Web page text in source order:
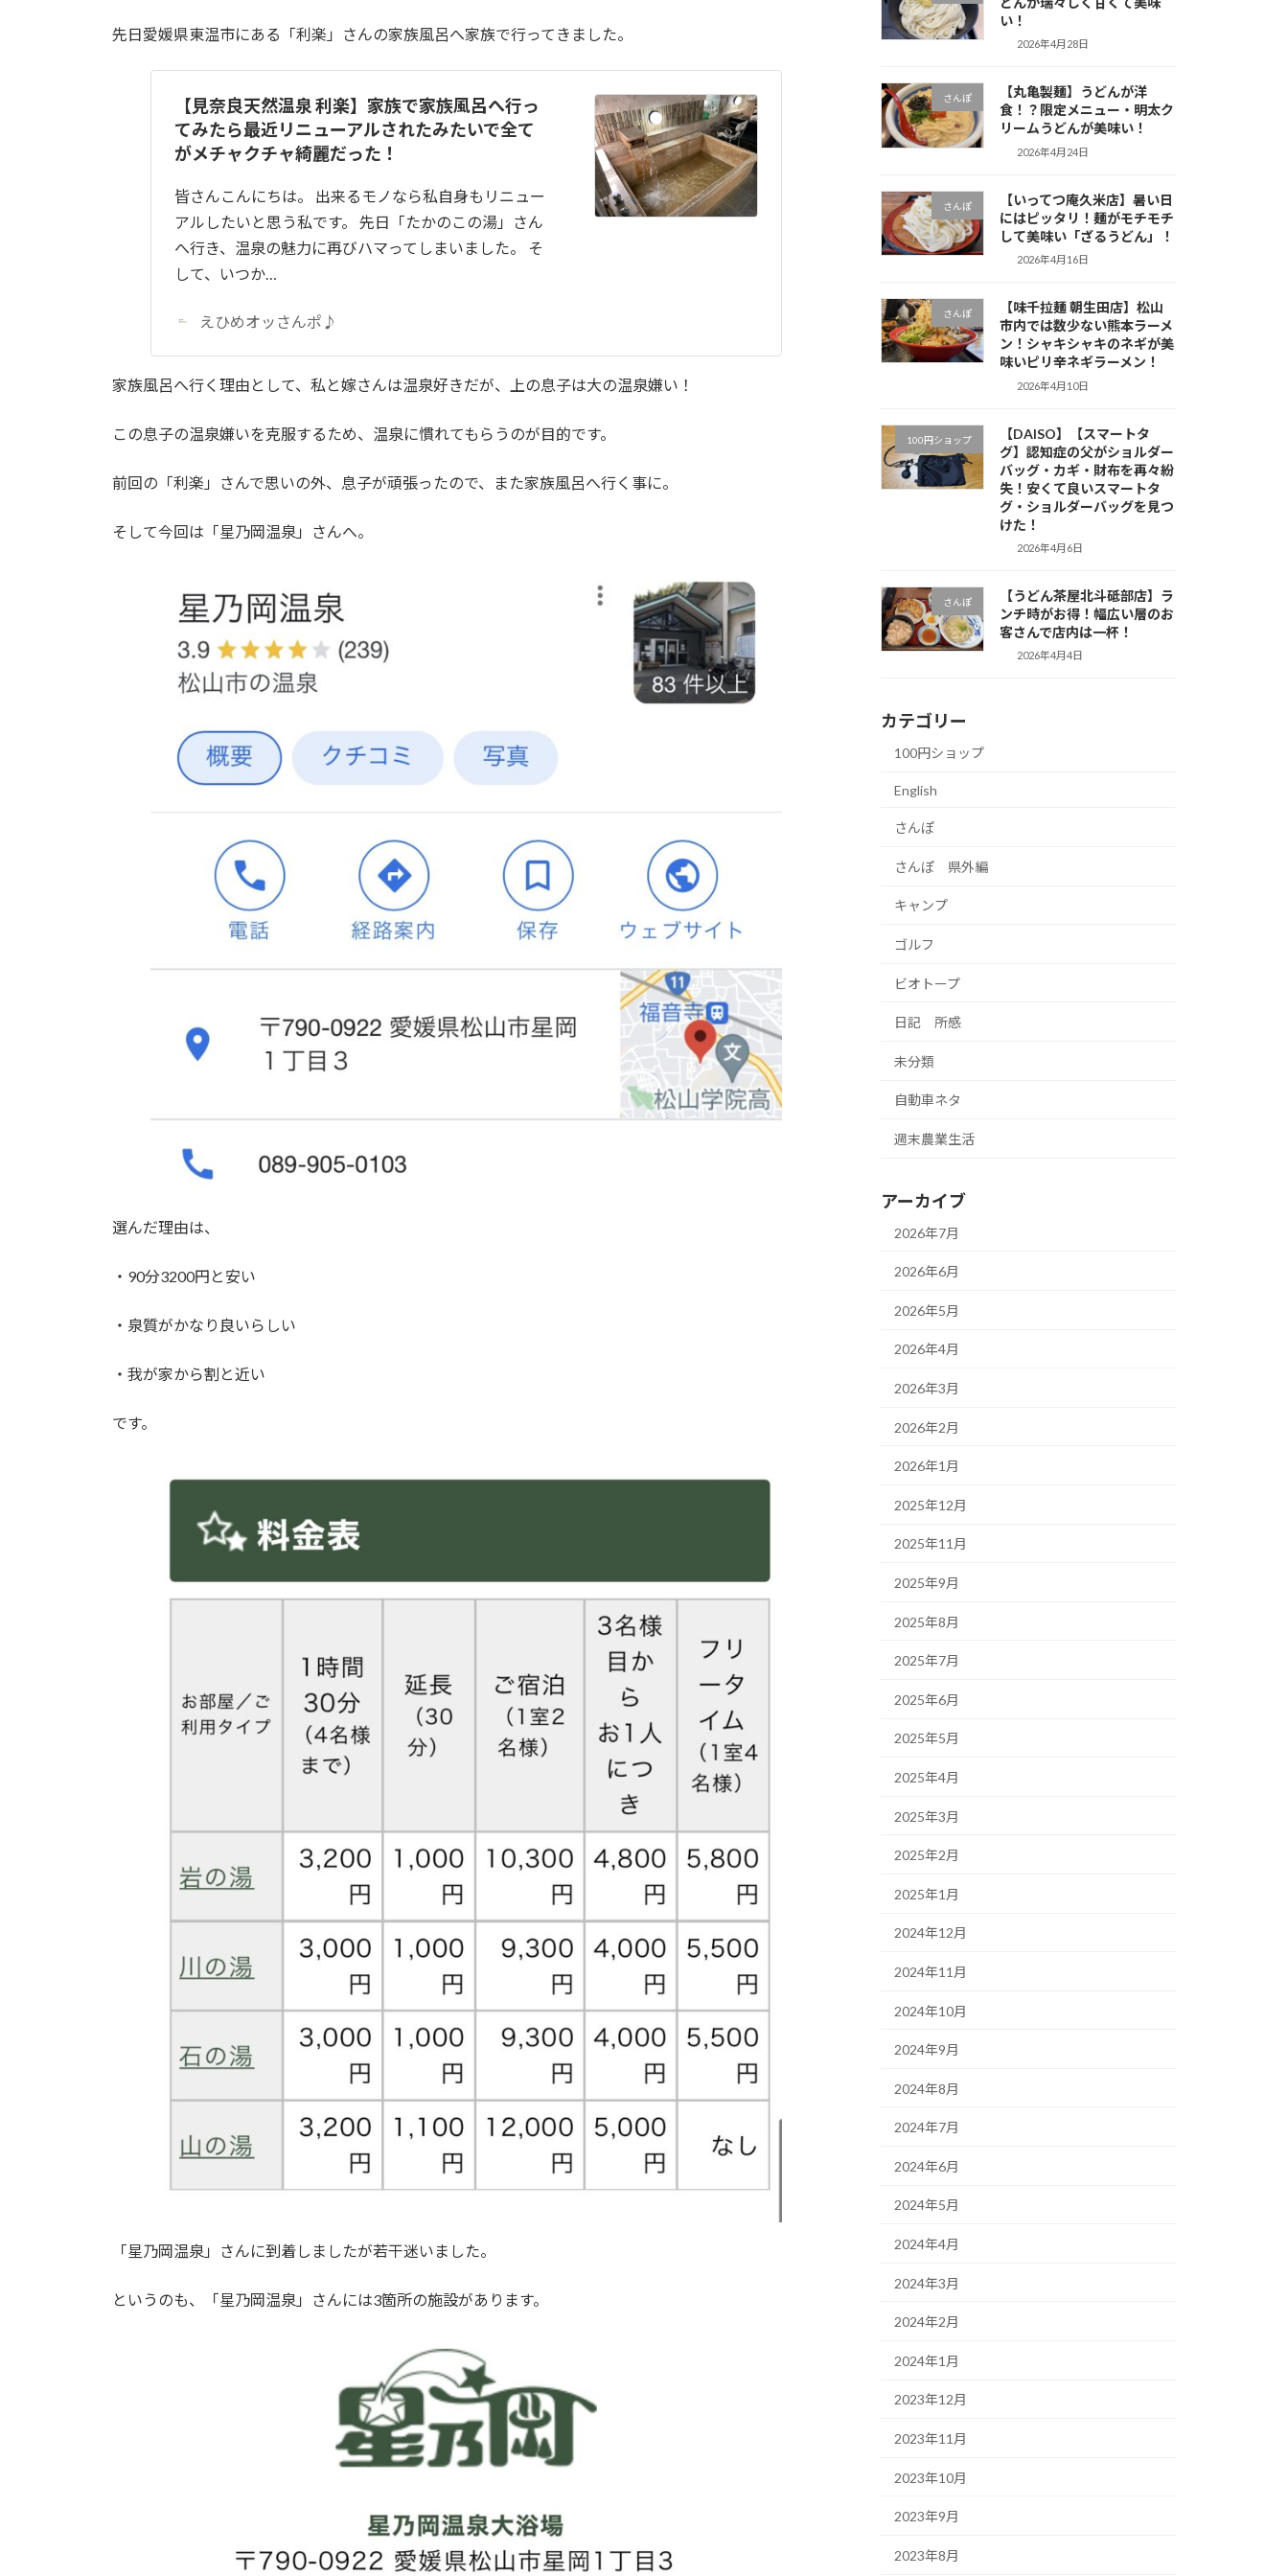
先日愛媛県東温市にある「利楽」さんの家族風呂へ家族で行ってきました。
【見奈良天然温泉 利楽】家族で家族風呂へ行っ
てみたら最近リニューアルされたみたいで全て
がメチャクチャ綺麗だった！
皆さんこんにちは。 出来るモノなら私自身もリニュー
アルしたいと思う私です。 先日「たかのこの湯」さん
へ行き、温泉の魅力に再びハマってしまいました。 そ
して、いつか…
えひめオッさんポ♪
家族風呂へ行く理由として、私と嫁さんは温泉好きだが、上の息子は大の温泉嫌い！
この息子の温泉嫌いを克服するため、温泉に慣れてもらうのが目的です。
前回の「利楽」さんで思いの外、息子が頑張ったので、また家族風呂へ行く事に。
そして今回は「星乃岡温泉」さんへ。
選んだ理由は、
・90分3200円と安い
・泉質がかなり良いらしい
・我が家から割と近い
です。
「星乃岡温泉」さんに到着しましたが若干迷いました。
というのも、「星乃岡温泉」さんには3箇所の施設があります。
い！
2026年4月28日
さんぽ
【丸亀製麺】うどんが洋
食！？限定メニュー・明太ク
リームうどんが美味い！
2026年4月24日
さんぽ
【いってつ庵久米店】暑い日
にはピッタリ！麺がモチモチ
して美味い「ざるうどん」！
2026年4月16日
さんぽ
【味千拉麺 朝生田店】松山
市内では数少ない熊本ラーメ
ン！シャキシャキのネギが美
味いピリ辛ネギラーメン！
2026年4月10日
100円ショップ
【DAISO】【スマートタ
グ】認知症の父がショルダー
バッグ・カギ・財布を再々紛
失！安くて良いスマートタ
グ・ショルダーバッグを見つ
けた！
2026年4月6日
さんぽ
【うどん茶屋北斗砥部店】ラ
ンチ時がお得！幅広い層のお
客さんで店内は一杯！
2026年4月4日
カテゴリー
100円ショップ
English
さんぽ
さんぽ 県外編
キャンプ
ゴルフ
ビオトープ
日記 所感
未分類
自動車ネタ
週末農業生活
アーカイブ
2026年7月
2026年6月
2026年5月
2026年4月
2026年3月
2026年2月
2026年1月
2025年12月
2025年11月
2025年9月
2025年8月
2025年7月
2025年6月
2025年5月
2025年4月
2025年3月
2025年2月
2025年1月
2024年12月
2024年11月
2024年10月
2024年9月
2024年8月
2024年7月
2024年6月
2024年5月
2024年4月
2024年3月
2024年2月
2024年1月
2023年12月
2023年11月
2023年10月
2023年9月
2023年8月